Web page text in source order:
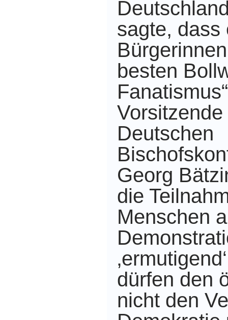
sagte, dass
besten
Deutschen
Georg
die
Menschen
dürfen den
nicht den